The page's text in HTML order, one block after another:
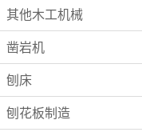
其他木工机械
凿岩机
刨床
刨花板制造